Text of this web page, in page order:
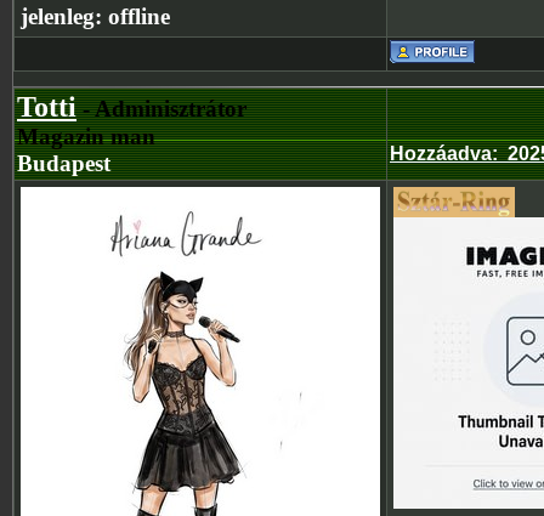
jelenleg: offline
Totti- Adminisztrátor
Magazin man
Budapest
Hozzáadva: